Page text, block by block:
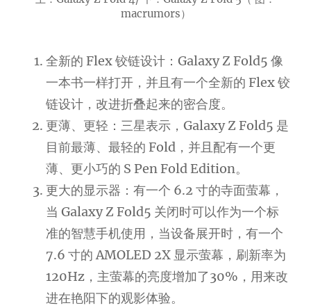
macrumors）
全新的 Flex 铰链设计：Galaxy Z Fold5 像
一本书一样打开，并且有一个全新的 Flex 铰
链设计，改进折叠起来的密合度。
更薄、更轻：三星表示，Galaxy Z Fold5 是
目前最薄、最轻的 Fold，并且配有一个更
薄、更小巧的 S Pen Fold Edition。
更大的显示器：有一个 6.2 寸的寺面萤幕，
当 Galaxy Z Fold5 关闭时可以作为一个标
准的智慧手机使用，当设备展开时，有一个
7.6 寸的 AMOLED 2X 显示萤幕，刷新率为
120Hz，主萤幕的亮度增加了30%，用来改
进在艳阳下的观影体验。